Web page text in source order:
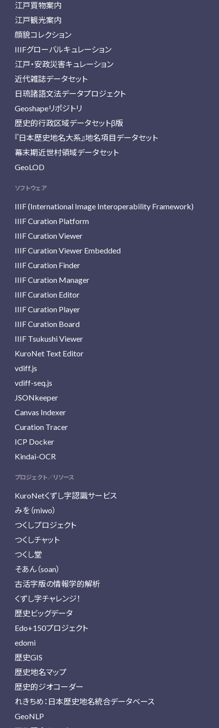
江戸買物案内
江戸観光案内
顔貌コレクション
IIIFグローバルキュレーション
江戸・安政災害キュレーション
近代雑誌データセット
日琉諸語文法データプロジェクト
Geoshapeリポジトリ
歴史的行政区域データセットβ版
『日本歴史地名大系』地名項目データセット
幕末期近世村領域データセット
GeoLOD
ソフトウェア
IIIF (International Image Interoperability Framework)
IIIF Curation Platform
IIIF Curation Viewer
IIIF Curation Viewer Embedded
IIIF Curation Finder
IIIF Curation Manager
IIIF Curation Editor
IIIF Curation Player
IIIF Curation Board
IIIF Tsukushi Viewer
KuroNet Text Editor
vdiff.js
vdiff-seq.js
JSONkeeper
Canvas Indexer
Curation Tracer
ICP Docker
Kindai-OCR
プロジェクト／リソース
KuroNetくずし字認識サービス
みを（miwo）
つくしプロジェクト
つくしチャット
つくし堂
そあん（soan）
古活字版の情報学的解析
くずし字チャレンジ！
歴史ビッグデータ
Edo+150プロジェクト
edomi
歴史GIS
歴史地名マップ
歴史的ジオコーダー
れきちめ：日本歴史地名統合データベース
GeoNLP